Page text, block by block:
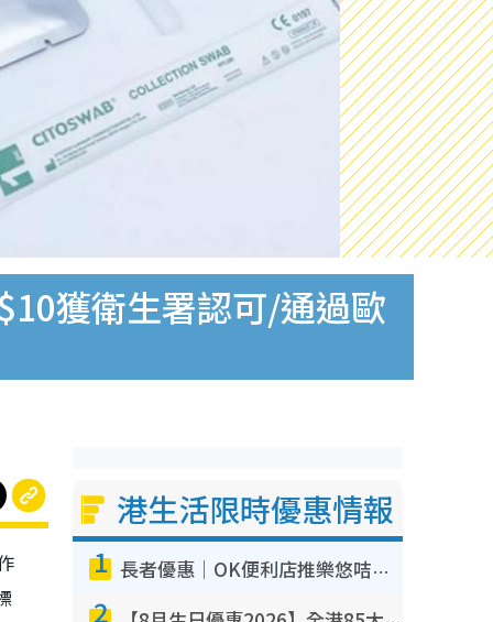
獲衛生署認可/通過歐
港生活限時優惠情報
1 長者優惠｜OK便利店推樂悠咭優惠！買麵包/牛奶/保健品拍卡即減
2